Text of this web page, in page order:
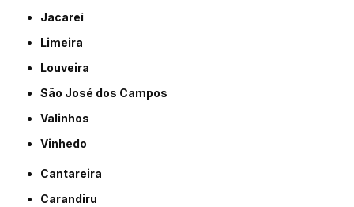
Jacareí
Limeira
Louveira
São José dos Campos
Valinhos
Vinhedo
Cantareira
Carandiru